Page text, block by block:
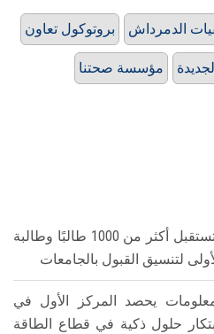
بروتوكول تعاون الدمرداش
مؤسسة صحتنا
معامل التنسيق الإلكتروني تستقبل أكثر من 1000 طالبًا وطالبة
لتنسيق القبول بالجامعات
يحصد المركز الأول في
حلول ذكية في قطاع الطاقة